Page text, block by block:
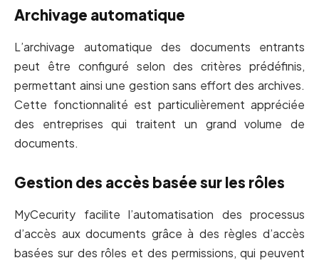
Archivage automatique
L’archivage automatique des documents entrants
peut être configuré selon des critères prédéfinis,
permettant ainsi une gestion sans effort des archives.
Cette fonctionnalité est particulièrement appréciée
des entreprises qui traitent un grand volume de
documents.
Gestion des accès basée sur les rôles
MyCecurity facilite l’automatisation des processus
d’accès aux documents grâce à des règles d’accès
basées sur des rôles et des permissions, qui peuvent